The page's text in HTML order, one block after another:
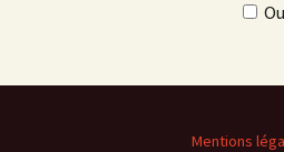
Mentions